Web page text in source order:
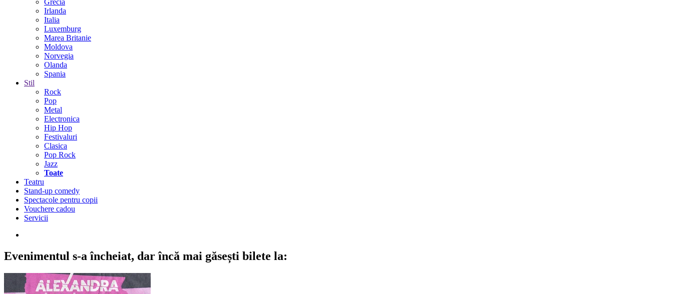
Grecia
Irlanda
Italia
Luxemburg
Marea Britanie
Moldova
Norvegia
Olanda
Spania
Stil
Rock
Pop
Metal
Electronica
Hip Hop
Festivaluri
Clasica
Pop Rock
Jazz
Toate
Teatru
Stand-up comedy
Spectacole pentru copii
Vouchere cadou
Servicii
Evenimentul s-a încheiat, dar încă mai găsești bilete la: